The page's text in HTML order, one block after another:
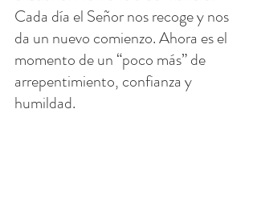
Cada día el Señor nos recoge y nos
da un nuevo comienzo. Ahora es el
momento de un “poco más” de
arrepentimiento, confianza y
humildad.